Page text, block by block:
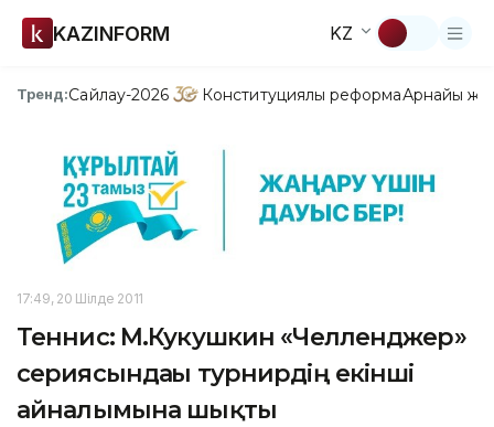
KAZINFORM KZ
Тренд:Сайлау-2026 Конституциялық реформаАрнайы
17:49, 20 Шілде 2011
Теннис: М.Кукушкин «Челленджер»
сериясындағы турнирдің екінші
айналымына шықты